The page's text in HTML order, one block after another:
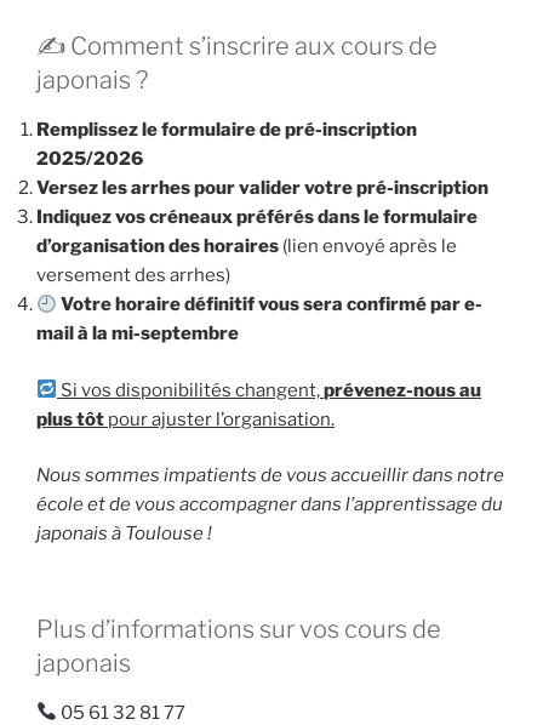
✍️ Comment s’inscrire aux cours de
japonais ?
Remplissez le formulaire de pré-inscription
2025/2026
Versez les arrhes pour valider votre pré-inscription
Indiquez vos créneaux préférés dans le formulaire
d’organisation des horaires (lien envoyé après le
versement des arrhes)
Votre horaire définitif vous sera confirmé par e-
mail à la mi-septembre
Si vos disponibilités changent,prévenez-nous au
plus tôt pour ajuster l’organisation.
Nous sommes impatients de vous accueillir dans notre
école et de vous accompagner dans l’apprentissage du
japonais à Toulouse !
Plus d’informations sur vos cours de
japonais
05 61 32 81 77